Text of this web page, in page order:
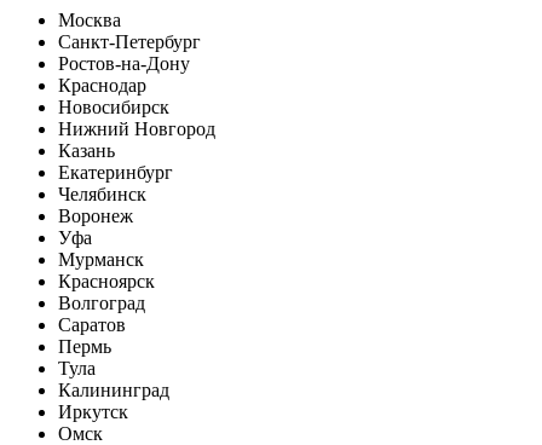
Москва
Санкт-Петербург
Ростов-на-Дону
Краснодар
Новосибирск
Нижний Новгород
Казань
Екатеринбург
Челябинск
Воронеж
Уфа
Мурманск
Красноярск
Волгоград
Саратов
Пермь
Тула
Калининград
Иркутск
Омск